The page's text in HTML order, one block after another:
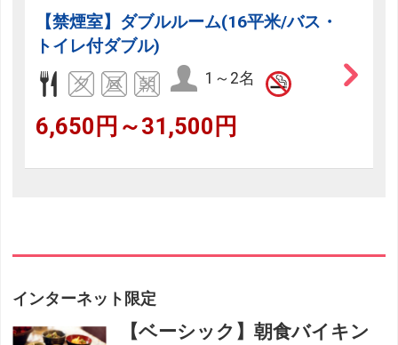
【禁煙室】ダブルルーム(16平米/バス・
トイレ付ダブル)
1～2名
6,650円～31,500円
インターネット限定
【ベーシック】朝食バイキン